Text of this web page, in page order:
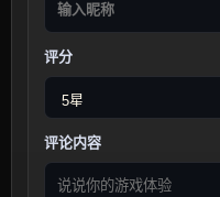
评分
评论内容